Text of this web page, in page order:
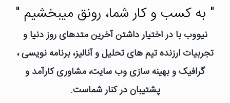
" به کسب و کار شما، رونق میبخشیم "
نیووب با در اختیار داشتن آخرین متدهای روز دنیا و
تجربیات ارزنده تیم های تحلیل و آنالیز، برنامه نویسی ،
گرافیک و بهینه سازی وب سایت، مشاوری کارآمد و
پشتیبان در کنار شماست.